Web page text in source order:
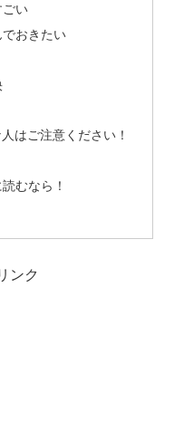
ごい
おきたい
はご注意ください！
むなら！
ンク